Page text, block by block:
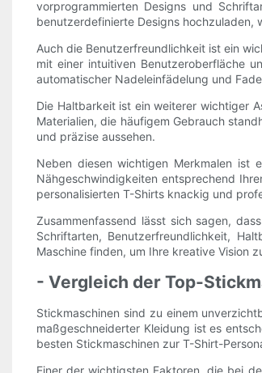
vorprogrammierten Designs und
benutzerdefinierte Designs hochzuladen,
Auch die Benutzerfreundlichkeit ist ein
mit einer intuitiven Benutzeroberfläche
automatischer Nadeleinfädelung und
Die Haltbarkeit ist ein weiterer wichtiger
Materialien, die häufigem Gebrauch
und präzise aussehen.
Neben diesen wichtigen Merkmalen ist
Nähgeschwindigkeiten entsprechend
personalisierten T-Shirts knackig und
Zusammenfassend lässt sich sagen,
Schriftarten, Benutzerfreundlichkeit,
Maschine finden, um Ihre kreative Vision
- Vergleich der Top-
Stickmaschinen sind zu einem
maßgeschneiderter Kleidung ist es
besten Stickmaschinen zur T-Shirt-